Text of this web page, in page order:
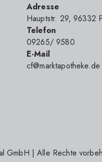
Adresse
Hauptstr. 29, 96332
Telefon
09265/ 9580
E-Mail
cf@marktapotheke.de
GmbH | Alle Rechte